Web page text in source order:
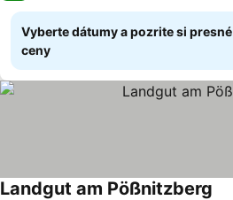
Vyberte dátumy a pozrite si presné
ceny
Landgut am Pößnitzberg